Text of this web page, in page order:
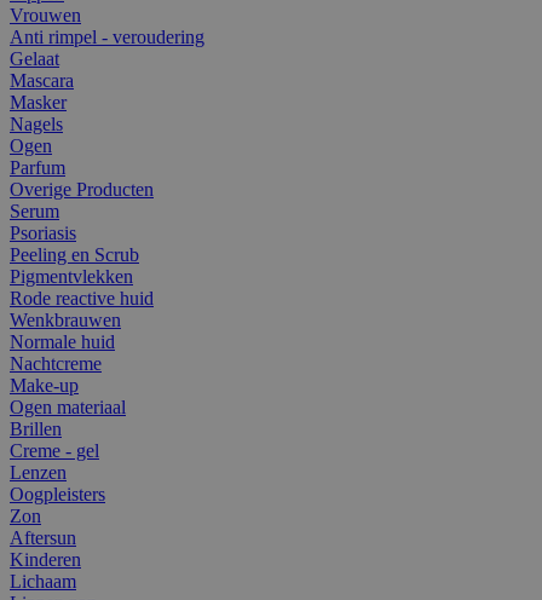
Vrouwen
Anti rimpel - veroudering
Gelaat
Mascara
Masker
Nagels
Ogen
Parfum
Overige Producten
Serum
Psoriasis
Peeling en Scrub
Pigmentvlekken
Rode reactive huid
Wenkbrauwen
Normale huid
Nachtcreme
Make-up
Ogen materiaal
Brillen
Creme - gel
Lenzen
Oogpleisters
Zon
Aftersun
Kinderen
Lichaam